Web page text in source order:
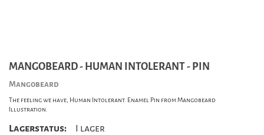
MANGOBEARD - HUMAN INTOLERANT - PIN
Mangobeard
The feeling we have, Human Intolerant. Enamel Pin from Mangobeard
Illustration.
Lagerstatus: I lager